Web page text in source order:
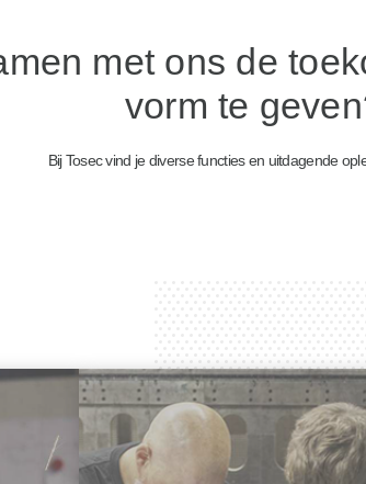
met ons de
vorm te
Bij Tosec vind je diverse functies en uitdagende